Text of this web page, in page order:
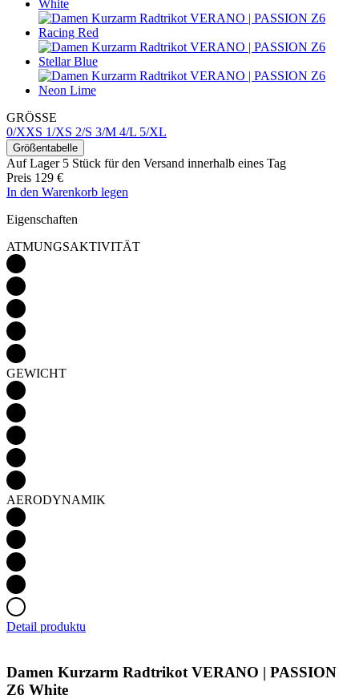
GRÖSSE
0/XXS 1/XS 2/S 3/M 4/L 5/XL
Größentabelle
Auf Lager 5 Stück für den Versand innerhalb eines Tag
Preis 129 €
In den Warenkorb legen
Eigenschaften
ATMUNGSAKTIVITÄT
GEWICHT
AERODYNAMIK
Detail produktu
Damen Kurzarm Radtrikot VERANO | PASSION
Z6 White